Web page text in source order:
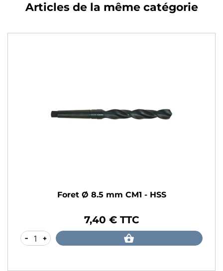
Articles de la même catégorie
Foret Ø 8.5 mm CM1 - HSS
7,40 € TTC
- +